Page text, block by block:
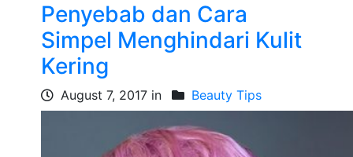
Penyebab dan Cara
Simpel Menghindari Kulit
Kering
August 7, 2017 in Beauty Tips